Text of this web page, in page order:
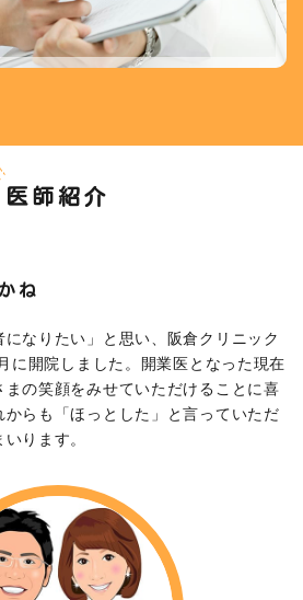
医師紹介
ね
になりたい」と思い、阪倉クリニック
に開院しました。開業医となった現在
の笑顔をみせていただけることに喜
らも「ほっとした」と言っていただ
ります。